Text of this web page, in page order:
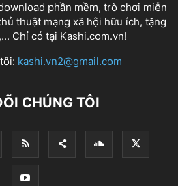
phần mềm, trò chơi miễn
thuật mạng xã hội hữu ích, tặng
Chỉ có tại Kashi.com.vn!
kashi.vn2@gmail.com
CHÚNG TÔI